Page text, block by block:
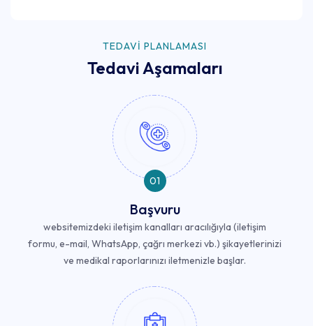
TEDAVI PLANLAMASI
Tedavi Aşamaları
01
Başvuru
websitemizdeki iletişim kanalları aracılığıyla (iletişim
formu, e-mail, WhatsApp, çağrı merkezi vb.) şikayetlerinizi
ve medikal raporlarınızı iletmenizle başlar.